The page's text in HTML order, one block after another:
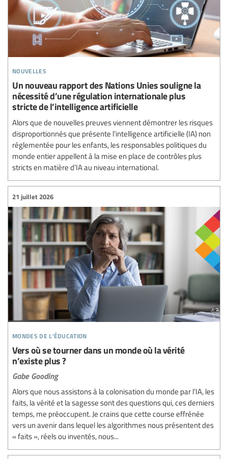
nouvelles
Un nouveau rapport des Nations Unies souligne la
nécessité d’une régulation internationale plus
stricte de l’intelligence artificielle
Alors que de nouvelles preuves viennent démontrer les risques
disproportionnés que présente l’intelligence artificielle (IA) non
réglementée pour les enfants, les responsables politiques du
monde entier appellent à la mise en place de contrôles plus
stricts en matière d’IA au niveau international.
mondes de l'éducation
21 juillet 2026
Vers où se tourner dans un monde où la vérité
n’existe plus ?
Gabe Gooding
Alors que nous assistons à la colonisation du monde par l’IA, les
faits, la vérité et la sagesse sont des questions qui, ces derniers
temps, me préoccupent. Je crains que cette course effrénée
vers un avenir dans lequel les algorithmes nous présentent des
« faits », réels ou inventés, nous...